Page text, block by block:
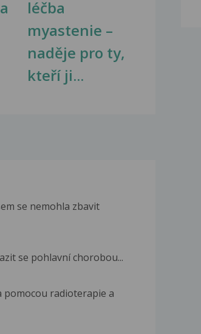
léčba
myastenie –
naděje pro ty,
kteří ji...
se nemohla zbavit
se pohlavní chorobou...
pomocou radioterapie a